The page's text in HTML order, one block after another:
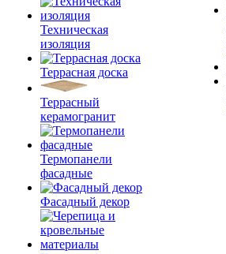
Техническая
изоляция
Террасная доска
Террасный
керамогранит
Термопанели
фасадные
Фасадный декор